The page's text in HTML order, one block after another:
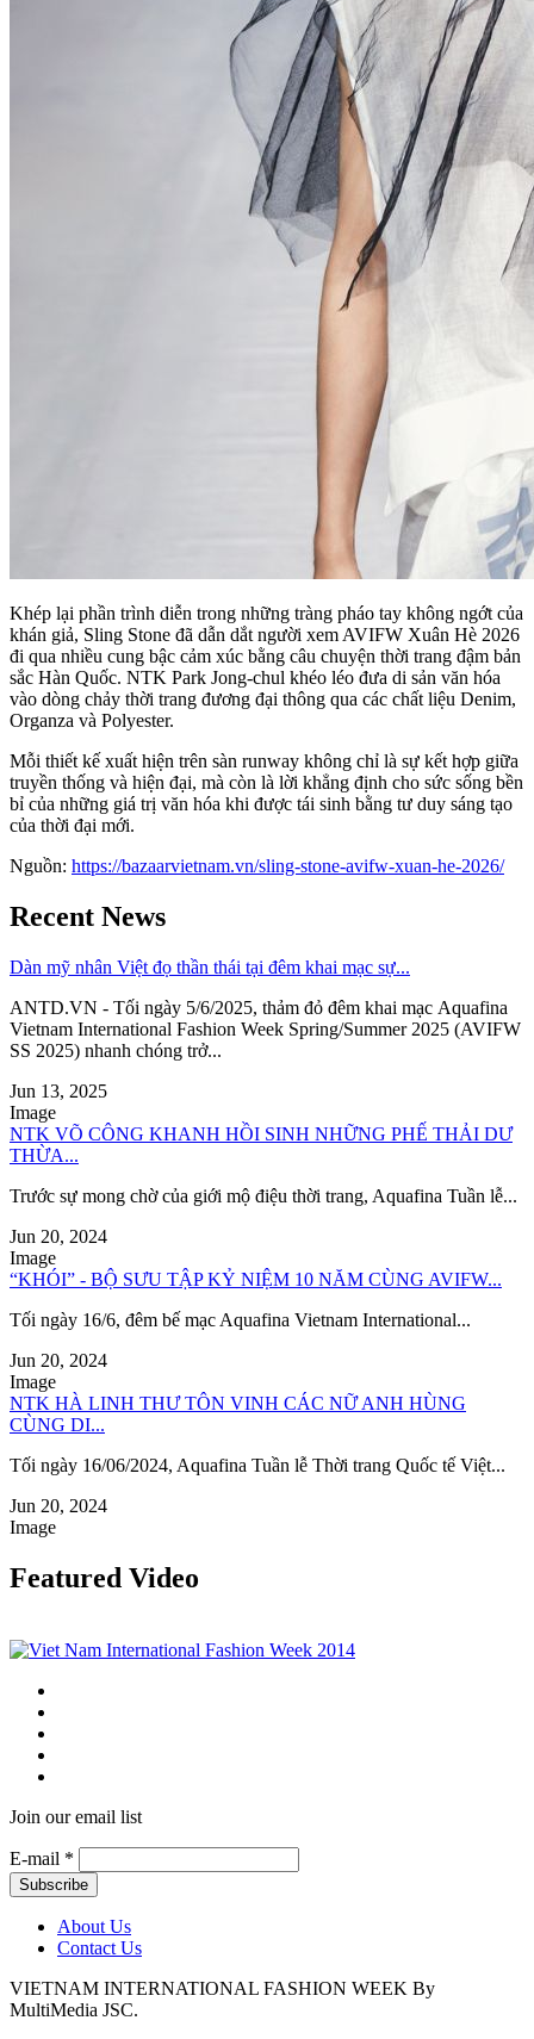
Khép lại phần trình diễn trong những tràng pháo tay không ngớt của
khán giả, Sling Stone đã dẫn dắt người xem AVIFW Xuân Hè 2026
đi qua nhiều cung bậc cảm xúc bằng câu chuyện thời trang đậm bản
sắc Hàn Quốc. NTK Park Jong-chul khéo léo đưa di sản văn hóa
vào dòng chảy thời trang đương đại thông qua các chất liệu Denim,
Organza và Polyester.
Mỗi thiết kế xuất hiện trên sàn runway không chỉ là sự kết hợp giữa
truyền thống và hiện đại, mà còn là lời khẳng định cho sức sống bền
bỉ của những giá trị văn hóa khi được tái sinh bằng tư duy sáng tạo
của thời đại mới.
Nguồn: https://bazaarvietnam.vn/sling-stone-avifw-xuan-he-2026/
Recent News
Dàn mỹ nhân Việt đọ thần thái tại đêm khai mạc sự...
ANTD.VN - Tối ngày 5/6/2025, thảm đỏ đêm khai mạc Aquafina
Vietnam International Fashion Week Spring/Summer 2025 (AVIFW
SS 2025) nhanh chóng trở...
Jun 13, 2025
Image
NTK VÕ CÔNG KHANH HỒI SINH NHỮNG PHẾ THẢI DƯ
THỪA...
Trước sự mong chờ của giới mộ điệu thời trang, Aquafina Tuần lễ...
Jun 20, 2024
Image
​​“KHÓI” - BỘ SƯU TẬP KỶ NIỆM 10 NĂM CÙNG AVIFW...
Tối ngày 16/6, đêm bế mạc Aquafina Vietnam International...
Jun 20, 2024
Image
NTK HÀ LINH THƯ TÔN VINH CÁC NỮ ANH HÙNG
CÙNG DI...
Tối ngày 16/06/2024, Aquafina Tuần lễ Thời trang Quốc tế Việt...
Jun 20, 2024
Image
Featured Video
Join our email list
E-mail *
About Us
Contact Us
VIETNAM INTERNATIONAL FASHION WEEK By
MultiMedia JSC.